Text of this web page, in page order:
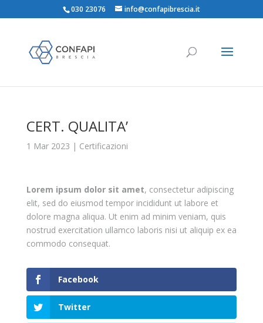
030 23076 info@confapibrescia.it
CERT. QUALITA’
1 Mar 2023 | Certificazioni
Lorem ipsum dolor sit amet, consectetur adipiscing
elit, sed do eiusmod tempor incididunt ut labore et
dolore magna aliqua. Ut enim ad minim veniam, quis
nostrud exercitation ullamco laboris nisi ut aliquip ex ea
commodo consequat.
Facebook
Twitter